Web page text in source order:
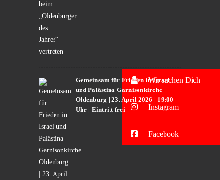
Gemeinsam für Frieden in Israel
und Palästina Garnisonkirche
Oldenburg | 23. April 2026 | 19:00
Uhr | Eintritt frei
Wir suchen Dich
Instagram
Facebook